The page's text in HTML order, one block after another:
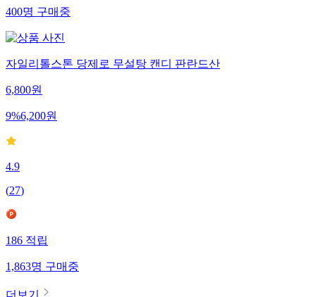
400명구매중
자일리톨스톤 당제로 무설탕 캔디 판란드산
6,800원
9%6,200원
4.9
(27)
186적립
1,863명구매중